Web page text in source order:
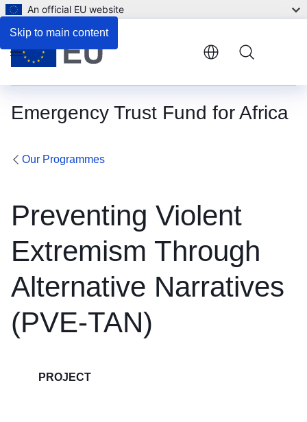
Skip to main content
An official EU website
Emergency Trust Fund for Africa
Menu
Our Programmes
Preventing Violent
Extremism Through
Alternative Narratives
(PVE-TAN)
PROJECT